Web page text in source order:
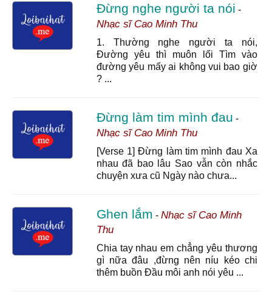
Đừng nghe người ta nói -
Nhạc sĩ Cao Minh Thu
1. Thường nghe người ta nói,
Đường yêu thì muôn lối Tìm vào
đường yêu mấy ai không vui bao giờ
? ...
Đừng làm tim mình đau -
Nhạc sĩ Cao Minh Thu
[Verse 1] Đừng làm tim mình đau Xa
nhau đã bao lâu Sao vẫn còn nhắc
chuyện xưa cũ Ngày nào chưa...
Ghen lắm - Nhạc sĩ Cao Minh
Thu
Chia tay nhau em chẳng yêu thương
gì nữa đâu ,đừng nên níu kéo chi
thêm buồn Đầu môi anh nói yêu ...